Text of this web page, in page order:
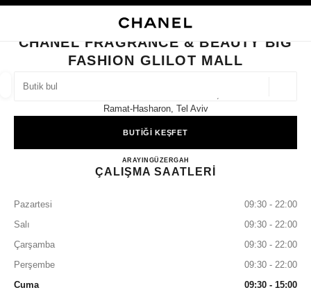
BUTIK BUL
öneriler bu arama çubuğunun altında görüntülenir
BUTIK KARTINI KAPAT CHANEL FRAGRANCE & BEAUTY BIG FASHION
CHANEL FRAGRANCE & BEAUTY BIG
FASHION GLILOT MALL
Ramat-Hasharon, Tel Aviv
BUTİĞİ KEŞFET
ARAYIN+972-3-5348923
GÜZERGAHCHANEL FRAGRANCE &
ÇALIŞMA SAATLERİ
Pazartesi
09:30 - 22:00
Salı
09:30 - 22:00
Çarşamba
09:30 - 22:00
Perşembe
09:30 - 22:00
Cuma
09:30 - 15:00
filtreler
filtre sonucu: